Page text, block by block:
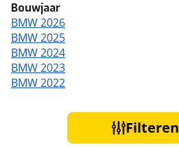
Bouwjaar
BMW 2026
BMW 2025
BMW 2024
BMW 2023
BMW 2022
Filteren